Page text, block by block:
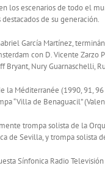
los escenarios de todo el
de su generación.
García Martínez,
con D. Vicente
Nury Guarnaschelli,
la Méditerranée (1990, 91,
“Villa de Benaguacil”
trompa solista de la
de Sevilla, y trompa solista
Sínfonica Radio Televisión